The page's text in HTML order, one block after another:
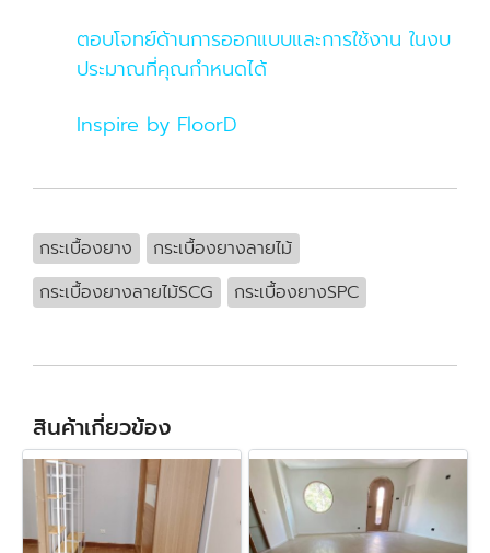
ตอบโจทย์ด้านการออกแบบและการใช้งาน ในงบ
ประมาณที่คุณกำหนดได้
Inspire by FloorD
กระเบื้องยาง
กระเบื้องยางลายไม้
กระเบื้องยางลายไม้SCG
กระเบื้องยางSPC
สินค้าเกี่ยวข้อง